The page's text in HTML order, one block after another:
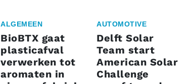
ALGEMEEN
BioBTX gaat
plasticafval
verwerken tot
aromaten in
AUTOMOTIVE
Delft Solar
Team start
American Solar
Challenge